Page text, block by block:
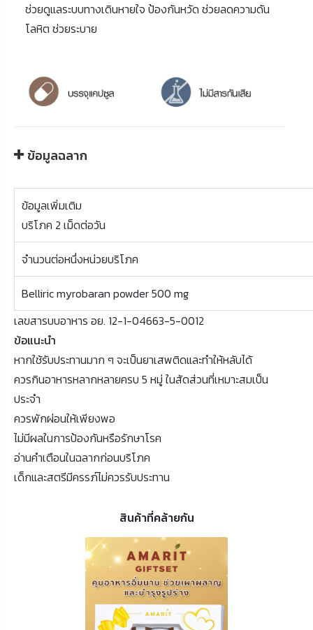
ช่วยดูแลระบบทางเดินหายใจ ป้องกันหวัด ช่วยลดความดัน
โลหิต ช่วยระบาย
ข้อมูลฉลาก
ข้อมูลเพิ่มเติม
บริโภค 2 เม็ดต่อวัน
จำนวนต่อหนึ่งหน่วยบริโภค
Belliric myrobaran powder 500 mg
เลขสารบบอาหาร อย. 12-1-04663-5-0012
ข้อแนะนำ
หากใช้รับประทานมาก ๆ จะเป็นยาเสพติดและทำให้หลับได้
ควรกินอาหารหลากหลายครบ 5 หมู่ ในสัดส่วนที่เหมาะสมเป็น
ประจำ
ควรพักผ่อนให้เพียงพอ
ไม่มีผลในการป้องกันหรือรักษาโรค
อ่านคำเตือนในฉลากก่อนบริโภค
เด็กและสตรีมีครรภ์ไม่ควรรับประทาน
สินค้าที่คล้ายกัน